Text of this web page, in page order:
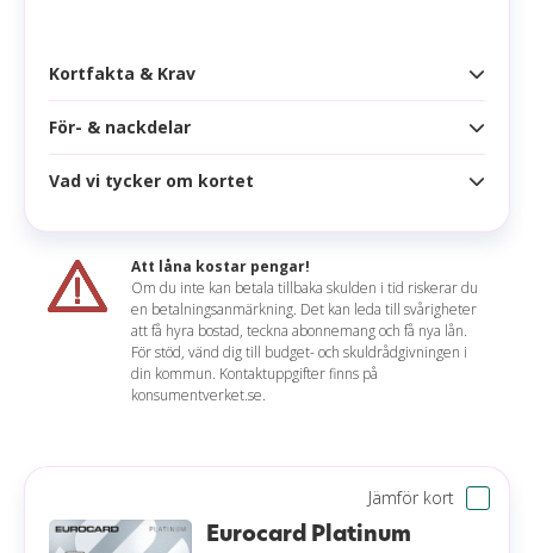
Kortfakta & Krav
Kortfakta
Årsavgift
Ränta
Effektiv ränta
16,17 %
Räntefritt
45 dagar
Korttyp
Aviavgift
30 kr (0 kr e-faktura)
För- & nackdelar
Fördelar
Lounge tillgång
Ingen kreditgräns
Kompletterande reseförsäkringar
Nackdelar
Inträde till lounger tillkommer
Vad vi tycker om kortet
Håkan sammanfattar
Med det här kreditkortet finns det inga
begränsningar då det saknar en övre köpgräns.
Läs mer om Eurocard Gold
Att låna kostar pengar!
Om du inte kan betala tillbaka skulden i tid riskerar du
en betalningsanmärkning. Det kan leda till svårigheter
att få hyra bostad, teckna abonnemang och få nya lån.
För stöd, vänd dig till budget- och skuldrådgivningen i
din kommun. Kontaktuppgifter finns på
konsumentverket.se.
Jämför kort
Eurocard Platinum